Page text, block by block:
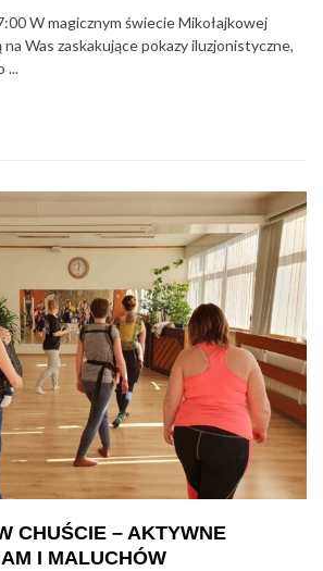
W magicznym świecie Mikołajkowej
Was zaskakujące pokazy iluzjonistyczne,
...
CHUŚCIE – AKTYWNE
I MALUCHÓW